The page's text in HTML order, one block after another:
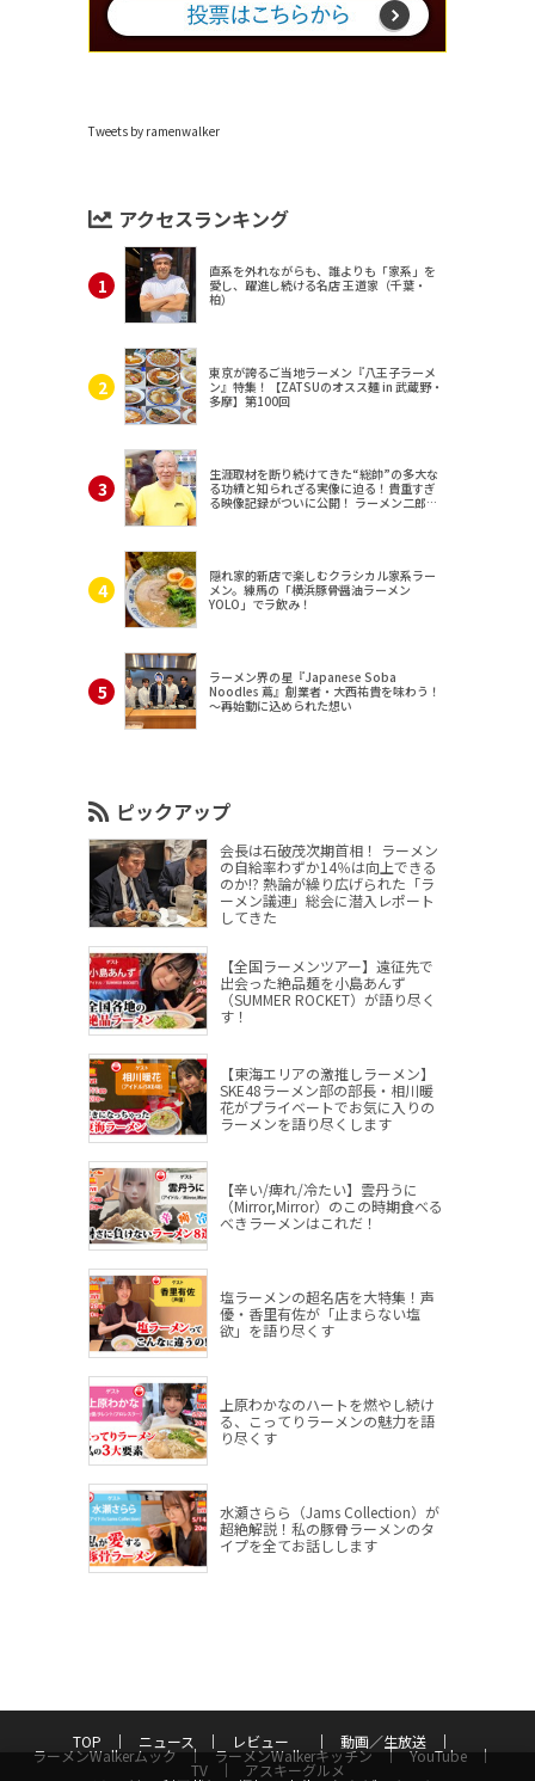
Tweets by ramenwalker
アクセスランキング
直系を外れながらも、誰よりも「家系」を
愛し、躍進し続ける名店 王道家（千葉・
柏）
東京が誇るご当地ラーメン『八王子ラーメ
ン』特集！【ZATSUのオスス麺 in 武蔵野・
多摩】第100回
生涯取材を断り続けてきた“総帥”の多大な
る功績と知られざる実像に迫る！貴重すぎ
る映像記録がついに公開！ ラーメン二郎
隠れ家的新店で楽しむクラシカル家系ラー
メン。練馬の「横浜豚骨醤油ラーメン
YOLO」でラ飲み！
ラーメン界の星『Japanese Soba
Noodles 蔦』創業者・大西祐貴を味わう！
～再始動に込められた想い
ピックアップ
会長は石破茂次期首相！ ラーメン
の自給率わずか14％は向上できる
のか!? 熱論が繰り広げられた「ラ
ーメン議連」総会に潜入レポート
してきた
【全国ラーメンツアー】遠征先で
出会った絶品麺を小島あんず
（SUMMER ROCKET）が語り尽く
す！
【東海エリアの激推しラーメン】
SKE48ラーメン部の部長・相川暖
花がプライベートでお気に入りの
ラーメンを語り尽くします
【辛い/痺れ/冷たい】雲丹うに
（Mirror,Mirror）のこの時期食べる
べきラーメンはこれだ！
塩ラーメンの超名店を大特集！声
優・香里有佐が「止まらない塩
欲」を語り尽くす
上原わかなのハートを燃やし続け
る、こってりラーメンの魅力を語
り尽くす
水瀬さらら（Jams Collection）が
超絶解説！私の豚骨ラーメンのタ
イプを全てお話しします
TOP ニュース レビュー 動画／生放送
ラーメンWalkerムック ラーメンWalkerキッチン YouTube
TV アスキーグルメ